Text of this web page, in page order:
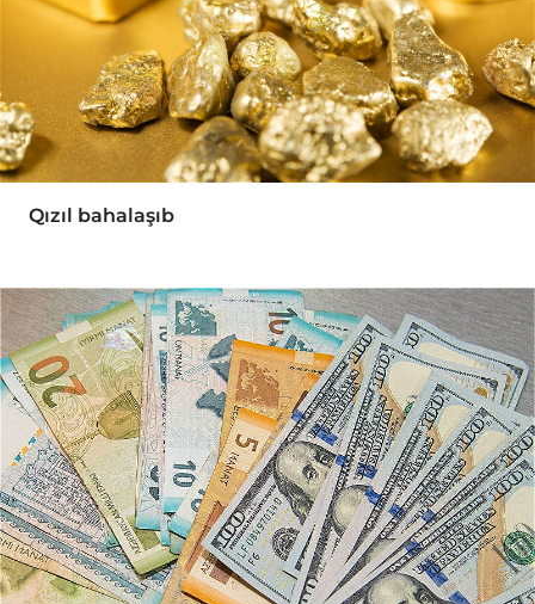
Qızıl bahalaşıb